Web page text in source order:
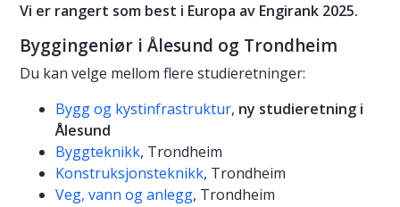
Vi er rangert som best i Europa av Engirank 2025.
Byggingeniør i Ålesund og Trondheim
Du kan velge mellom flere studieretninger:
Bygg og kystinfrastruktur, ny studieretning i
Ålesund
Byggteknikk, Trondheim
Konstruksjonsteknikk, Trondheim
Veg, vann og anlegg, Trondheim